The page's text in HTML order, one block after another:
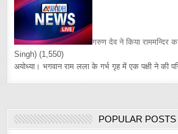
गरुण देव ने किया राममन्दिर
Singh) (1,550)
अयोध्या। भगवान राम लला के गर्भ गृह में एक पक्षी ने की
POPULAR POSTS